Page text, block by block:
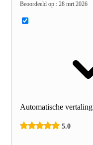
Beoordeeld op : 28 mrt 2026
Automatische vertaling
5.0